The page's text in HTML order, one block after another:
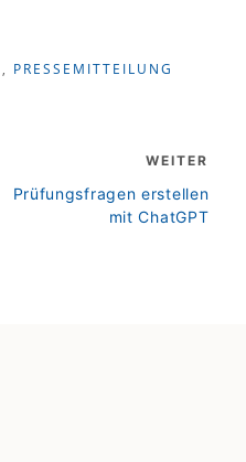
, PRESSEMITTEILUNG
WEITER
weiter
Prüfungsfragen erstellen
mit ChatGPT